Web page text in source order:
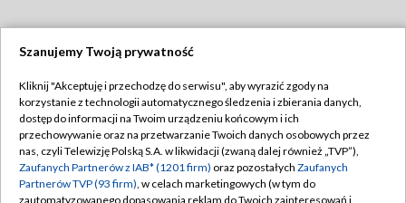
TVP
Abonament TVP
Emisja w TVP
Centrum informacji TVP
Regulamin TVP
Polityka prywatności
Moje zgody
Szanujemy Twoją prywatność
Kliknij "Akceptuję i przechodzę do serwisu", aby wyrazić zgody na
korzystanie z technologii automatycznego śledzenia i zbierania danych,
dostęp do informacji na Twoim urządzeniu końcowym i ich
przechowywanie oraz na przetwarzanie Twoich danych osobowych przez
nas, czyli Telewizję Polską S.A. w likwidacji (zwaną dalej również „TVP”),
Zaufanych Partnerów z IAB* (1201 firm) oraz pozostałych Zaufanych
Partnerów TVP (93 firm), w celach marketingowych (w tym do
zautomatyzowanego dopasowania reklam do Twoich zainteresowań i